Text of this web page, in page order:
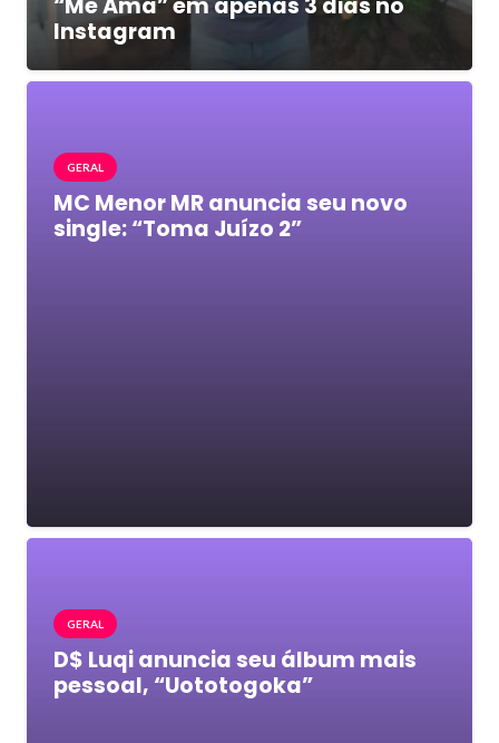
“Me Ama” em apenas 3 dias no
Instagram
GERAL
MC Menor MR anuncia seu novo
single: “Toma Juízo 2”
GERAL
D$ Luqi anuncia seu álbum mais
pessoal, “Uototogoka”